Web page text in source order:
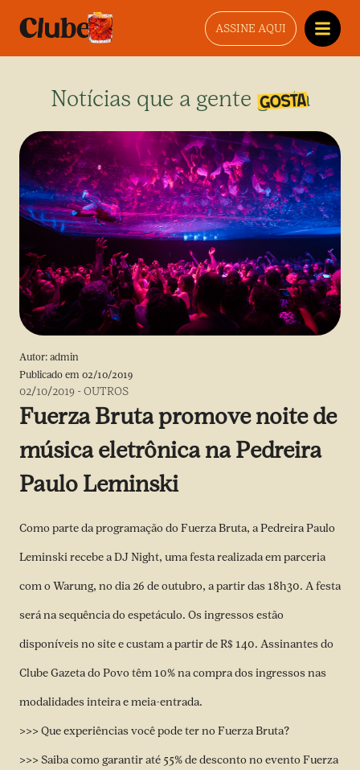
ASSINE AQUI
Notícias que a gente gosta
Autor: admin
Publicado em 02/10/2019
02/10/2019 -OUTROS
Fuerza Bruta promove noite de
música eletrônica na Pedreira
Paulo Leminski
Como parte da programação do Fuerza Bruta, a Pedreira Paulo
Leminski recebe a DJ Night, uma festa realizada em parceria
com o Warung, no dia 26 de outubro, a partir das 18h30. A festa
será na sequência do espetáculo. Os ingressos estão
disponíveis no site e custam a partir de R$ 140. Assinantes do
Clube Gazeta do Povo têm 10% na compra dos ingressos nas
modalidades inteira e meia-entrada.
>>> Que experiências você pode ter no Fuerza Bruta?
>>> Saiba como garantir até 55% de desconto no evento Fuerza